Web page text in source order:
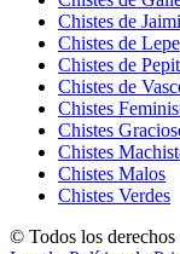
Chistes de
Chistes de Lepe
Chistes de
Chistes de
Chistes
Chistes
Chistes
Chistes Malos
Chistes Verdes
© Todos los derechos